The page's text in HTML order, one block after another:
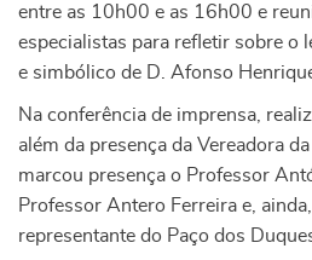
entre as 10h00 e as 16h00 e
especialistas para refletir sobre o
e simbólico de D. Afonso
Na conferência de imprensa,
além da presença da Vereadora
marcou presença o Professor
Professor Antero Ferreira e,
representante do Paço dos